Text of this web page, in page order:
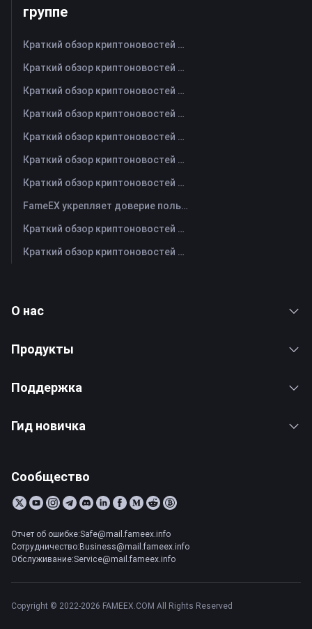
группе
Краткий обзор криптоновостей FameEX за сегодня | 6 августа 2026 г
Краткий обзор криптоновостей FameEX за сегодня | 5 августа 2026 г
Краткий обзор криптоновостей FameEX за сегодня | 4 августа 2026 г
Краткий обзор криптоновостей FameEX за сегодня | 3 августа 2026 г
Краткий обзор криптоновостей FameEX за сегодня | 31 июля 2026 г
Краткий обзор криптоновостей FameEX за сегодня | 30 июля 2026 г
Краткий обзор криптоновостей FameEX за сегодня | 29 июля 2026 г
FameEX укрепляет доверие пользователей благодаря восьми годам стабильной работы и глобальному росту
Краткий обзор криптоновостей FameEX за сегодня | 28 июля 2026 г
Краткий обзор криптоновостей FameEX за сегодня | 27 июля 2026 г
О нас
Продукты
Поддержка
Гид новичка
Сообщество
Отчет об ошибке:Safe@mail.fameex.info
Сотрудничество:Business@mail.fameex.info
Обслуживание:Service@mail.fameex.info
Copyright © 2022-2026 FAMEEX.COM All Rights Reserved